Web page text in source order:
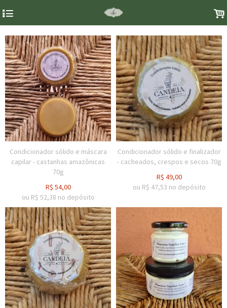
4 .
Condicionador sólido e máscara
capilar - castanhas amazônicas
70g
R$ 54,00
ou R$ 52,38 no depósito
Condicionador sólido e finalizador
- cacheados, crespos e secos 70g
R$ 49,00
ou R$ 47,53 no depósito